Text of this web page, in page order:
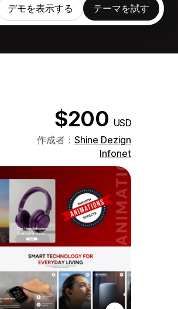
デモを表示する テーマを試す
$200 USD
作成者： Shine Dezign
Infonet